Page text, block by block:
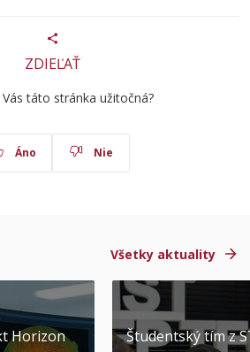
ZDIEĽAŤ
táto stránka užitočná?
Áno Nie
Všetky aktuality
Horizon
Študentský tím z